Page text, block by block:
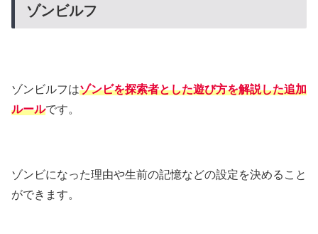
ゾンビルフ
ゾンビルフはゾンビを探索者とした遊び方を解説した追加
ルールです。
ゾンビになった理由や生前の記憶などの設定を決めること
ができます。